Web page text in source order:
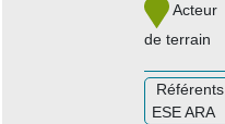
Acteur
de terrain
Référents
ESE ARA